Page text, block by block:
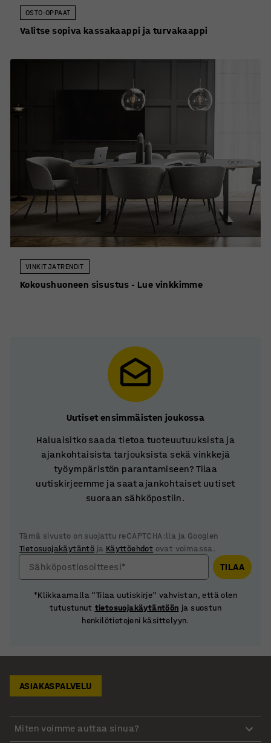
OSTO-OPPAAT
Valitse sopiva kassakaappi ja turvakaappi
VINKIT JA TRENDIT
Kokoushuoneen sisustus - Lue vinkkimme
Uutiset ensimmäisten joukossa
Haluaisitko saada tietoa tuoteuutuuksista ja
ajankohtaisista tarjouksista sekä vinkkejä
työympäristön parantamiseen? Tilaa
uutiskirjeemme ja saat ajankohtaiset uutiset
suoraan sähköpostiin.
Tämä sivusto on suojattu reCAPTCHA:lla ja Googlen
Tietosuojakäytäntö ja Käyttöehdot ovat voimassa.
Sähköpostiosoitteesi* TILAA
*Klikkaamalla "Tilaa uutiskirje" vahvistan, että olen
tutustunut tietosuojakäytäntöön ja suostun
henkilötietojeni käsittelyyn.
ASIAKASPALVELU
Miten voimme auttaa sinua?